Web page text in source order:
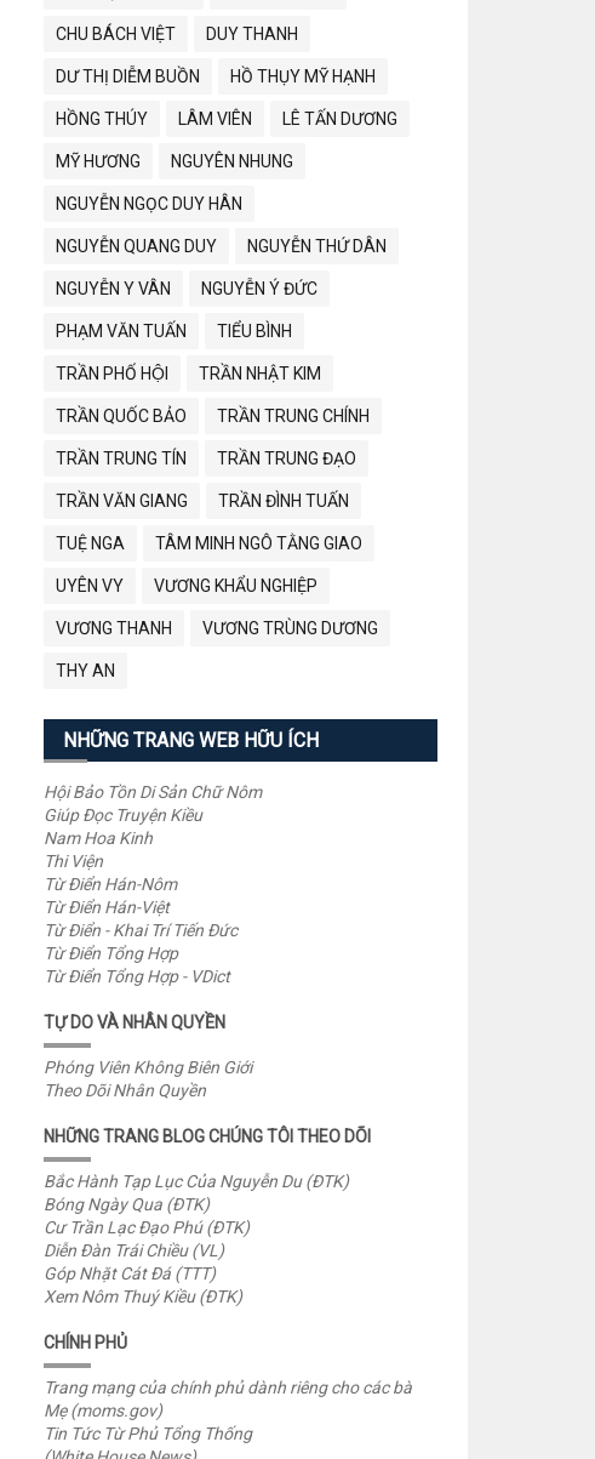
CHU BÁCH VIỆT DUY THANH
DƯ THỊ DIỄM BUỒN HỒ THỤY MỸ HẠNH
HỒNG THÚY LÂM VIÊN LÊ TẤN DƯƠNG
MỸ HƯƠNG NGUYÊN NHUNG
NGUYỄN NGỌC DUY HÂN
NGUYỄN QUANG DUY NGUYỄN THỨ DÂN
NGUYỄN Y VÂN NGUYỄN Ý ĐỨC
PHẠM VĂN TUẤN TIỂU BÌNH
TRẦN PHỐ HỘI TRẦN NHẬT KIM
TRẦN QUỐC BẢO TRẦN TRUNG CHÍNH
TRẦN TRUNG TÍN TRẦN TRUNG ĐẠO
TRẦN VĂN GIANG TRẦN ĐÌNH TUẤN
TUỆ NGA TÂM MINH NGÔ TẰNG GIAO
UYÊN VY VƯƠNG KHẨU NGHIỆP
VƯƠNG THANH VƯƠNG TRÙNG DƯƠNG
THY AN
NHỮNG TRANG WEB HỮU ÍCH
Hội Bảo Tồn Di Sản Chữ Nôm
Giúp Đọc Truyện Kiều
Nam Hoa Kinh
Thi Viện
Từ Điển Hán-Nôm
Từ Điển Hán-Việt
Từ Điển - Khai Trí Tiến Đức
Từ Điển Tổng Hợp
Từ Điển Tổng Hợp - VDict
TỰ DO VÀ NHÂN QUYỀN
Phóng Viên Không Biên Giới
Theo Dõi Nhân Quyền
NHỮNG TRANG BLOG CHÚNG TÔI THEO DÕI
Bắc Hành Tạp Lục Của Nguyễn Du (ĐTK)
Bóng Ngày Qua (ĐTK)
Cư Trần Lạc Đạo Phú (ĐTK)
Diễn Đàn Trái Chiều (VL)
Góp Nhặt Cát Đá (TTT)
Xem Nôm Thuý Kiều (ĐTK)
CHÍNH PHỦ
Trang mạng của chính phủ dành riêng cho các bà
Mẹ (moms.gov)
Tin Tức Từ Phủ Tổng Thống